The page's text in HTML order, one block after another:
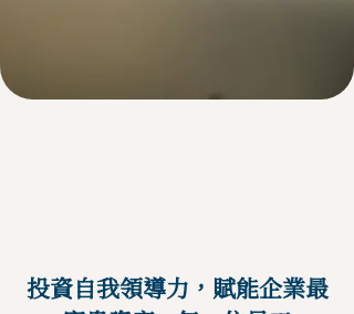
投資自我領導力，賦能企業最